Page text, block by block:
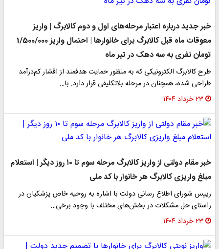
خبر جدید درباره اعتبار مرحله‌های اول و دوم کالابرگ | واریز
معوقات ماه قبل کالابرگ برای خانوارها | احتمال واریز 1/500/000
تومان نفری به سه دهک در تیر ماه
طرح کالابرگ الکترونیکی که به منظور حمایت هدفمند از اقشار کم‌درآمد
طراحی شده، همچنان در مرحله بلاتکلیفی قرار دارد. با…
۲۳ خرداد ۱۴۰۴
خبر مقام دولتی از واریز کالابرگ مرحله سوم تا ۱۰ روز دیگر | استعلام
مبلغ واریزی کالابرگ هر خانوار با کد ملی
رییس شورای اطلاع رسانی دولت با اشاره به روحیه خاص پزشکیان در
راستای حل مشکلات در بخش‌های مختلف با وجود برخی…
۲۳ خرداد ۱۴۰۴